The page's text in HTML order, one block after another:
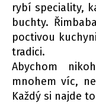
rybí speciality,
buchty.
poctivou
tradici.
Abychom
mnohem víc,
Každý si najde